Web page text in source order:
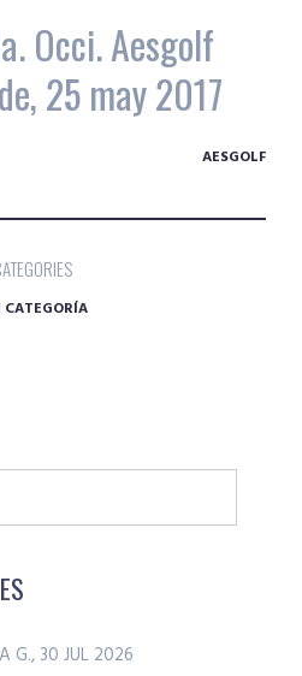
Occi. Aesgolf
25 may 2017
AESGOLF
CATEGORÍA
G., 30 JUL 2026